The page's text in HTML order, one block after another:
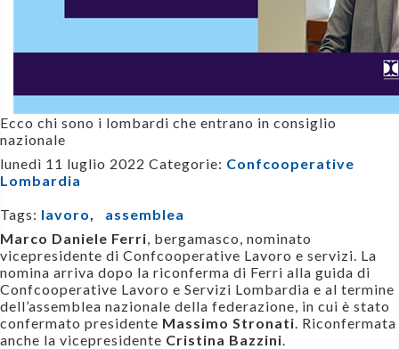
Ecco chi sono i lombardi che entrano in consiglio
nazionale
lunedì 11 luglio 2022 Categorie: Confcooperative
Lombardia
Tags: lavoro, assemblea
Marco Daniele Ferri, bergamasco, nominato
vicepresidente di Confcooperative Lavoro e servizi. La
nomina arriva dopo la riconferma di Ferri alla guida di
Confcooperative Lavoro e Servizi Lombardia e al termine
dell’assemblea nazionale della federazione, in cui è stato
confermato presidente Massimo Stronati. Riconfermata
anche la vicepresidente Cristina Bazzini.